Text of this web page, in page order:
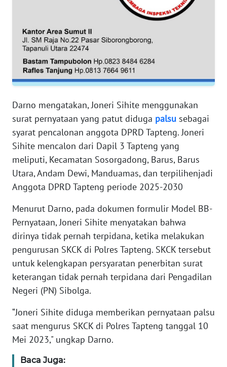
Darno mengatakan, Joneri Sihite menggunakan
surat pernyataan yang patut diduga palsu sebagai
syarat pencalonan anggota DPRD Tapteng. Joneri
Sihite mencalon dari Dapil 3 Tapteng yang
meliputi, Kecamatan Sosorgadong, Barus, Barus
Utara, Andam Dewi, Manduamas, dan terpilihenjadi
Anggota DPRD Tapteng periode 2025-2030
Menurut Darno, pada dokumen formulir Model BB-
Pernyataan, Joneri Sihite menyatakan bahwa
dirinya tidak pernah terpidana, ketika melakukan
pengurusan SKCK di Polres Tapteng. SKCK tersebut
untuk kelengkapan persyaratan penerbitan surat
keterangan tidak pernah terpidana dari Pengadilan
Negeri (PN) Sibolga.
“Joneri Sihite diduga memberikan pernyataan palsu
saat mengurus SKCK di Polres Tapteng tanggal 10
Mei 2023," ungkap Darno.
Baca Juga:
SULTRA
WN
NTB
SULTENG
WN
SULBAR
WN
BABEL
SUMBAR
WN
SUMSEL
WN
BENGKULU
WN
LAMPUNG
JATENG